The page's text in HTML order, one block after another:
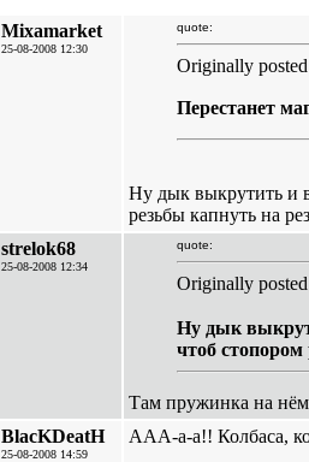
Mixamarket
25-08-2008 12:30
quote:
Originally
Перестанет
Ну дык выкрутить и
резьбы капнуть на
strelok68
25-08-2008 12:34
quote:
Originally
Ну дык
чтоб стопором
Там пружинка на нём
BlacKDeatH
25-08-2008 14:59
ААА-а-а!! Колбаса,